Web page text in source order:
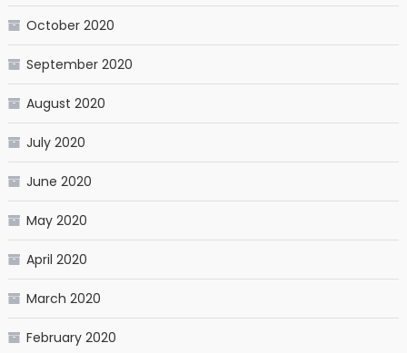
October 2020
September 2020
August 2020
July 2020
June 2020
May 2020
April 2020
March 2020
February 2020